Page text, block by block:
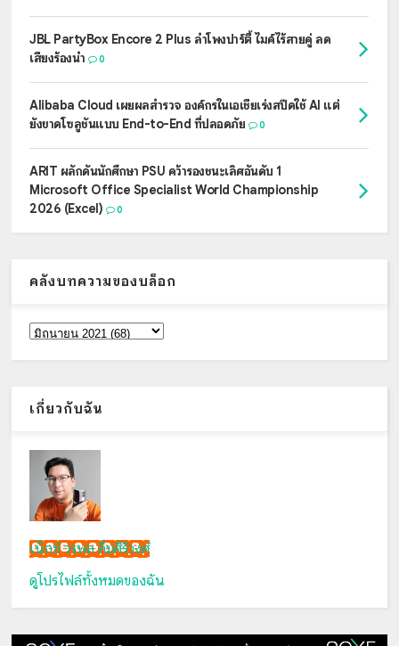
JBL PartyBox Encore 2 Plus ลำโพงปาร์ตี้ ไมค์ไร้สายคู่ ลด
เสียงร้องนำ
0
Alibaba Cloud เผยผลสำรวจ องค์กรในเอเชียเร่งสปีดใช้ AI แต่
ยังขาดโซลูชันแบบ End-to-End ที่ปลอดภัย
0
ARIT ผลักดันนักศึกษา PSU คว้ารองชนะเลิศอันดับ 1
Microsoft Office Specialist World Championship
2026 (Excel)
0
คลังบทความของบล็อก
เกี่ยวกับฉัน
เน็กซ์ วรพล ลิ่มศิริวงศ์
ดูโปรไฟล์ทั้งหมดของฉัน